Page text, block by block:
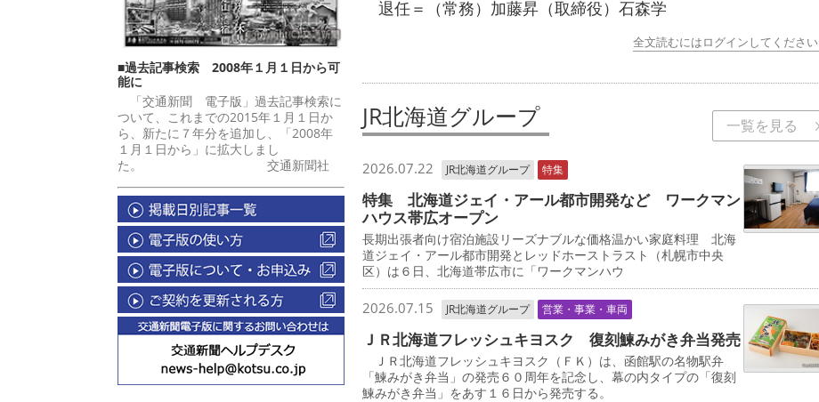
■過去記事検索 2008年１月１日から可
能に
「交通新聞 電子版」過去記事検索に
ついて、これまでの2015年１月１日か
ら、新たに７年分を追加し、「2008年
１月１日から」に拡大しまし
た。 交通新聞社
退任＝（常務）加藤昇（取締役）石森学
全文読むにはログインしてください
JR北海道グループ 一覧を見る
2026.07.22 JR北海道グループ 特集
特集 北海道ジェイ・アール都市開発など ワークマン
ハウス帯広オープン
長期出張者向け宿泊施設リーズナブルな価格温かい家庭料理 北海
道ジェイ・アール都市開発とレッドホーストラスト（札幌市中央
区）は６日、北海道帯広市に「ワークマンハウ
2026.07.15 JR北海道グループ 営業・事業・車両
ＪＲ北海道フレッシュキヨスク 復刻鰊みがき弁当発売
ＪＲ北海道フレッシュキヨスク（ＦＫ）は、函館駅の名物駅弁
「鰊みがき弁当」の発売６０周年を記念し、幕の内タイプの「復刻
鰊みがき弁当」をあす１６日から発売する。